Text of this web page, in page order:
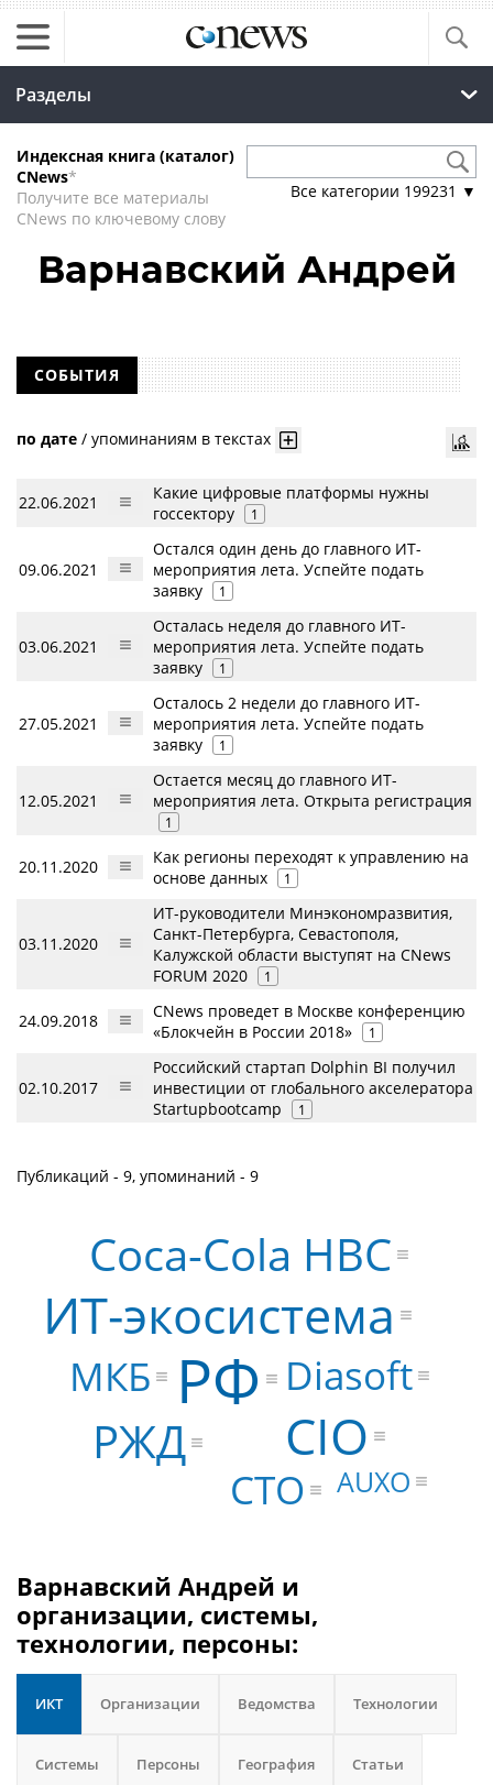
Разделы
Индексная книга (каталог)
CNews*
Получите все материалы
CNews по ключевому слову
Все категории 199231 ▼
Варнавский Андрей
СОБЫТИЯ
по дате / упоминаниям в текстах
22.06.2021
Какие цифровые платформы нужны
госсектору
1
09.06.2021
Остался один день до главного ИТ-
мероприятия лета. Успейте подать
заявку
1
03.06.2021
Осталась неделя до главного ИТ-
мероприятия лета. Успейте подать
заявку
1
27.05.2021
Осталось 2 недели до главного ИТ-
мероприятия лета. Успейте подать
заявку
1
12.05.2021
Остается месяц до главного ИТ-
мероприятия лета. Открыта регистрация
1
20.11.2020
Как регионы переходят к управлению на
основе данных
1
03.11.2020
ИТ-руководители Минэкономразвития,
Санкт-Петербурга, Севастополя,
Калужской области выступят на CNews
FORUM 2020
1
24.09.2018
CNews проведет в Москве конференцию
«Блокчейн в России 2018»
1
02.10.2017
Российский стартап Dolphin BI получил
инвестиции от глобального акселератора
Startupbootcamp
1
Публикаций - 9, упоминаний - 9
РФ
ИТ-экосистема
CIO
РЖД
Coca-Cola HBC
Diasoft
МКБ
CTO AUXO
Варнавский Андрей и
организации, системы,
технологии, персоны:
ИКТ Организации Ведомства Технологии
Системы Персоны География Статьи